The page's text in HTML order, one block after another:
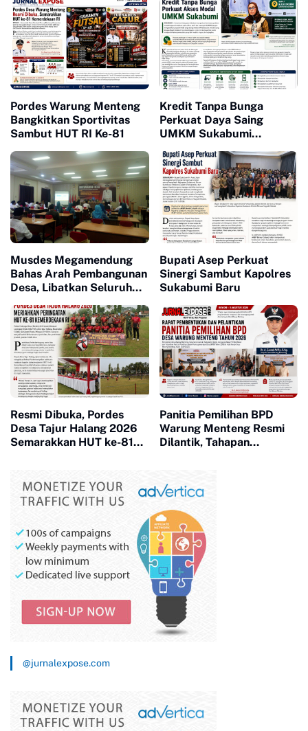
Pordes Warung Menteng
Bangkitkan Sportivitas
Sambut HUT RI Ke-81
Kredit Tanpa Bunga
Perkuat Daya Saing
UMKM Sukabumi
Musdes Megamendung
Bahas Arah Pembangunan
Desa, Libatkan Seluruh
Bupati Asep Perkuat
Sinergi Sambut Kapolres
Sukabumi Baru
Resmi Dibuka, Pordes
Desa Tajur Halang 2026
Semarakkan HUT ke-81
Panitia Pemilihan BPD
Warung Menteng Resmi
Dilantik, Tahapan
@jurnalexpose.com